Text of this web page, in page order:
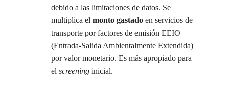
debido a las limitaciones de datos. Se
multiplica el monto gastado en servicios de
transporte por factores de emisión EEIO
(Entrada-Salida Ambientalmente Extendida)
por valor monetario. Es más apropiado para
el screening inicial.